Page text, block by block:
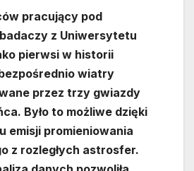
pracujący pod
z Uniwersytetu
pierwsi w historii
wiatry
przez trzy gwiazdy
Było to możliwe dzięki
emisji promieniowania
z rozległych astrosfer.